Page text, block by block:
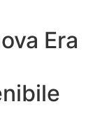
Era